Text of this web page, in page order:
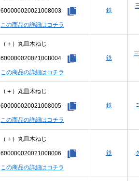
600000020021008003
この商品の詳細はコチラ
鉄
（＋）丸皿木ねじ
600000020021008004
この商品の詳細はコチラ
鉄
（＋）丸皿木ねじ
600000020021008005
この商品の詳細はコチラ
鉄
（＋）丸皿木ねじ
600000020021008006
この商品の詳細はコチラ
鉄